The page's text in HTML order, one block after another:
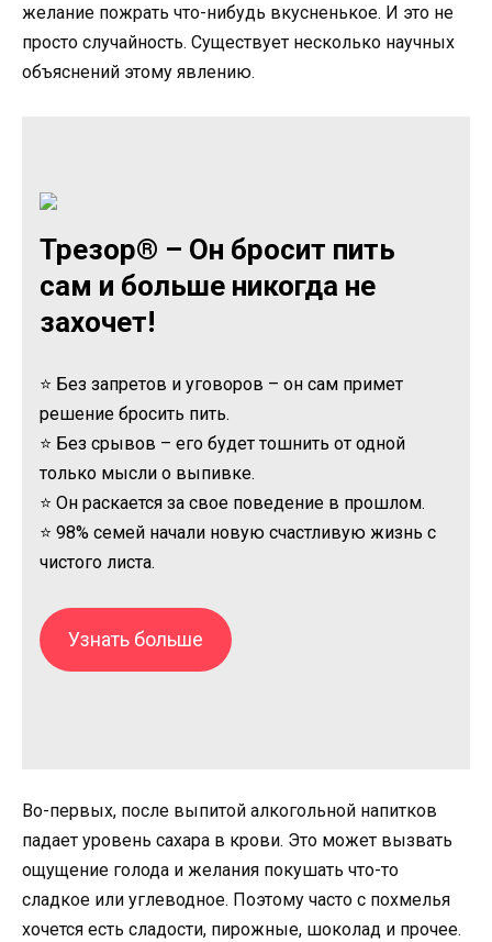
желание пожрать что-нибудь вкусненькое. И это не
просто случайность. Существует несколько научных
объяснений этому явлению.
Трезор® – Он бросит пить
сам и больше никогда не
захочет!
⭐ Без запретов и уговоров – он сам примет
решение бросить пить.
⭐ Без срывов – его будет тошнить от одной
только мысли о выпивке.
⭐ Он раскается за свое поведение в прошлом.
⭐ 98% семей начали новую счастливую жизнь с
чистого листа.
Узнать больше
Во-первых, после выпитой алкогольной напитков
падает уровень сахара в крови. Это может вызвать
ощущение голода и желания покушать что-то
сладкое или углеводное. Поэтому часто с похмелья
хочется есть сладости, пирожные, шоколад и прочее.